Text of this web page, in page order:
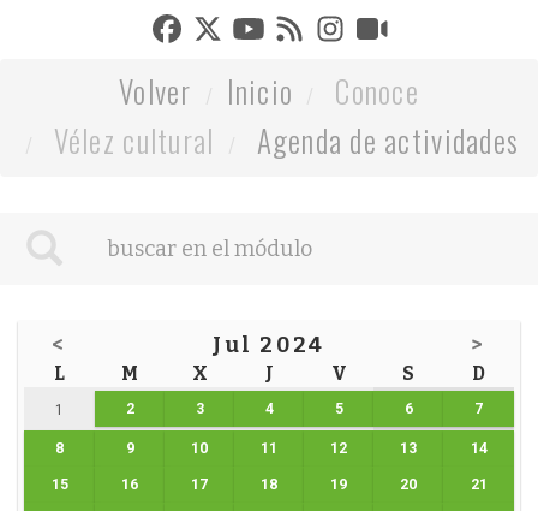
Volver Inicio
Conoce
Vélez cultural
Agenda de actividades
< Jul 2024 >
L M X J V S D
1 2 3 4 5 6 7
8 9 10 11 12 13 14
15 16 17 18 19 20 21